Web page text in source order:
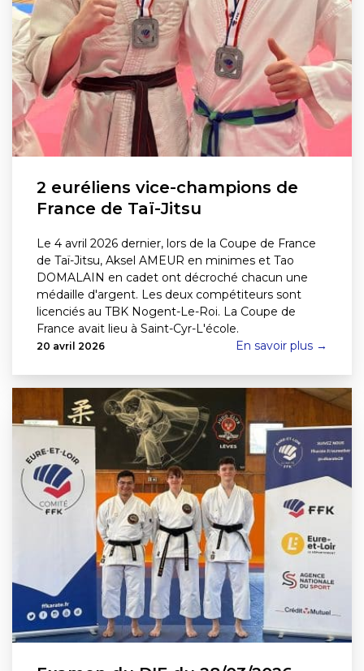
2 euréliens vice-champions de
France de Taï-Jitsu
Le 4 avril 2026 dernier, lors de la Coupe de France
de Taï-Jitsu, Aksel AMEUR en minimes et Tao
DOMALAIN en cadet ont décroché chacun une
médaille d'argent. Les deux compétiteurs sont
licenciés au TBK Nogent-Le-Roi. La Coupe de
France avait lieu à Saint-Cyr-L'école.
20 avril 2026 En savoir plus →